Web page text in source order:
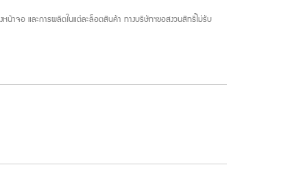
หน้าจอ และการผลิตในแต่ละล็อตสินค้า ทางบริษัทฯขอสงวนสิทธิ์ไม่รับ